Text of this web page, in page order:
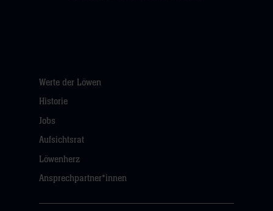
Werte der Löwen
Historie
Jobs
Aufsichtsrat
Löwenherz
Ansprechpartner*innen